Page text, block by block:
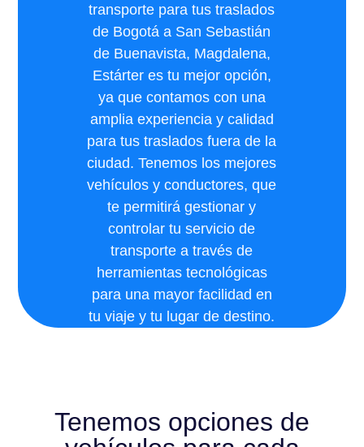
transporte para tus traslados
de Bogotá a San Sebastián
de Buenavista, Magdalena,
Estárter es tu mejor opción,
ya que contamos con una
amplia experiencia y calidad
para tus traslados fuera de la
ciudad. Tenemos los mejores
vehículos y conductores, que
te permitirá gestionar y
controlar tu servicio de
transporte a través de
herramientas tecnológicas
para una mayor facilidad en
tu viaje y tu lugar de destino.
Tenemos opciones de